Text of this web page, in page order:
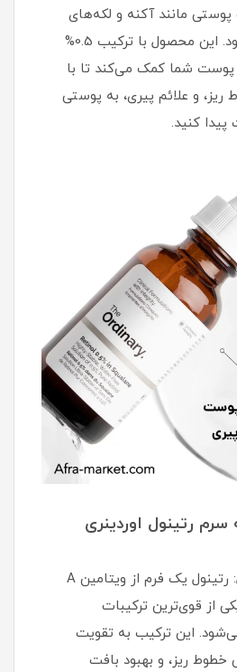
مانند آکنه و لکه‌های
پوستی استفاده می‌شود. این محصول با ترکیب 0.5%
پوست شما کمک می‌کند تا با
و علائم پیری، به پوستی
کنید.
رتینول اوردینری
حاوی 0.5% رتینول: رتینول یک فرم از ویتامین A
از قوی‌ترین ترکیبات
این ترکیب به تقویت
خطوط ریز، و بهبود بافت